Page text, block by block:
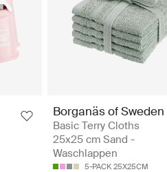
Borganäs of Sweden
Basic Terry Cloths
25x25 cm Sand -
Waschlappen
5-PACK 25X25CM